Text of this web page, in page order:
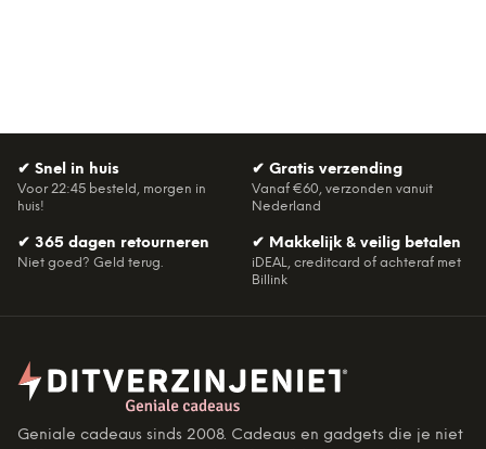
✔ Snel in huis
Voor 22:45 besteld, morgen in
huis!
✔ Gratis verzending
Vanaf €60, verzonden vanuit
Nederland
✔ 365 dagen retourneren
Niet goed? Geld terug.
✔ Makkelijk & veilig betalen
iDEAL, creditcard of achteraf met
Billink
Geniale cadeaus sinds 2008. Cadeaus en gadgets die je niet